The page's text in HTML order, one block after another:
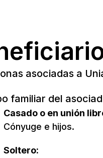
asociadas a
familiar del
Casado o en unión
Cónyuge e hijos.
Soltero: